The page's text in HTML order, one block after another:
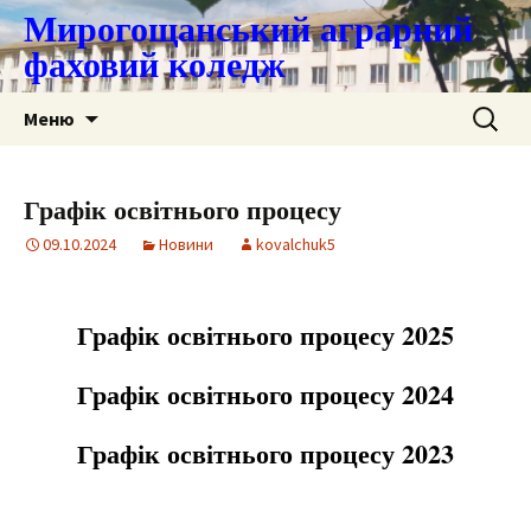
Мирогощанський аграрний
фаховий коледж
Меню Пошук:
Графік освітнього процесу
09.10.2024 Новини kovalchuk5
Графік освітнього процесу 2025
Графік освітнього процесу 2024
Графік освітнього процесу 2023